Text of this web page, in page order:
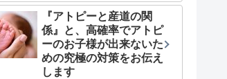
『アトピーと産道の関
係』と、高確率でアトピ
ーのお子様が出来ないた
めの究極の対策をお伝え
します